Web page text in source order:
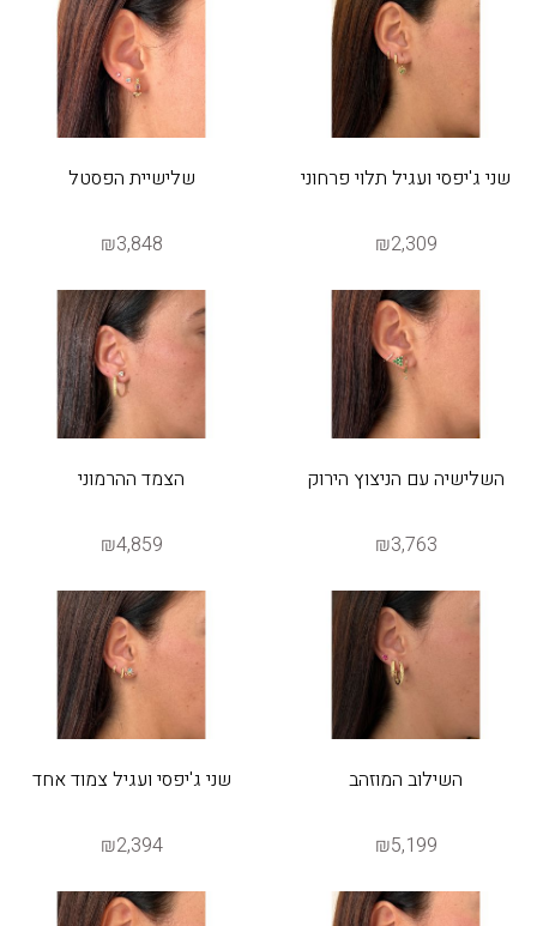
שני ג'יפסי ועגיל תלוי פרחוני
₪2,309
שלישיית הפסטל
₪3,848
השלישיה עם הניצוץ הירוק
₪3,763
הצמד ההרמוני
₪4,859
השילוב המוזהב
₪5,199
שני ג'יפסי ועגיל צמוד אחד
₪2,394